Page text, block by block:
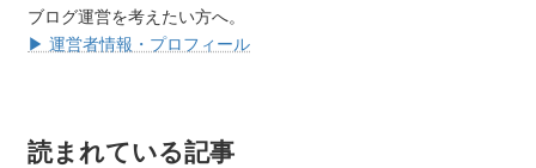
ブログ運営を考えたい方へ。
▶ 運営者情報・プロフィール
読まれている記事